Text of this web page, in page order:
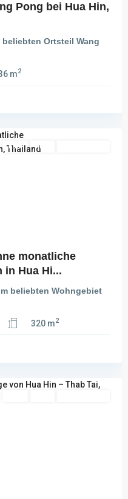
Pong bei Hua Hin,
Ortsteil Wang
m2
Kauf Aktiv
monatliche
in Hua Hi...
beliebten Wohngebiet
320 m2